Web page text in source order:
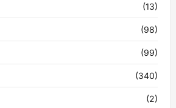
(13)
(98)
(99)
(340)
(2)